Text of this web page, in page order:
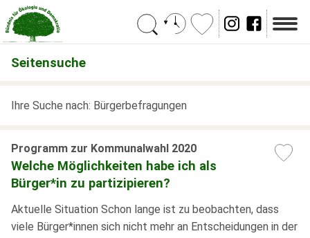
Suchen
Seitensuche
Ihre Suche nach: Bürgerbefragungen
Programm zur Kommunalwahl 2020
Welche Möglichkeiten habe ich als
Bürger*in zu partizipieren?
Aktuelle Situation Schon lange ist zu beobachten, dass
viele Bürger*innen sich nicht mehr an Entscheidungen in der